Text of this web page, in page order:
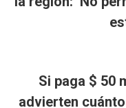
Si paga $ 50
advierten